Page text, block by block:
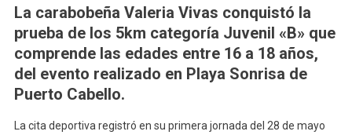
Obtuvo
Destacada
Participación
En
Nacional
La carabobeña Valeria Vivas conquistó la
prueba de los 5km categoría Juvenil «B» que
comprende las edades entre 16 a 18 años,
del evento realizado en Playa Sonrisa de
Puerto Cabello.
La cita deportiva registró en su primera jornada del 28 de mayo